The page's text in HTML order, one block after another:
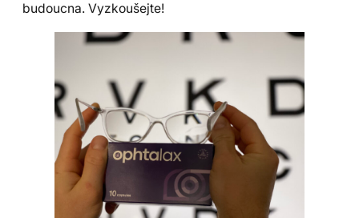
budoucna. Vyzkoušejte!